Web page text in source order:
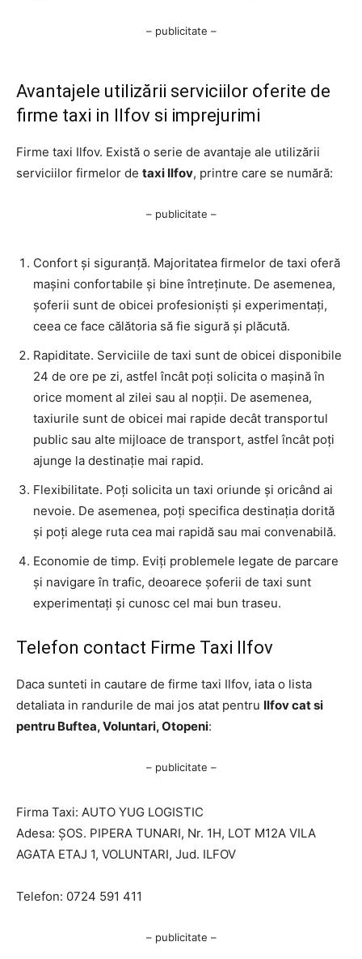
– publicitate –
Avantajele utilizării serviciilor oferite de
firme taxi in Ilfov si imprejurimi
Firme taxi Ilfov. Există o serie de avantaje ale utilizării
serviciilor firmelor de taxi Ilfov, printre care se numără:
– publicitate –
Confort și siguranță. Majoritatea firmelor de taxi oferă
mașini confortabile și bine întreținute. De asemenea,
șoferii sunt de obicei profesioniști și experimentați,
ceea ce face călătoria să fie sigură și plăcută.
Rapiditate. Serviciile de taxi sunt de obicei disponibile
24 de ore pe zi, astfel încât poți solicita o mașină în
orice moment al zilei sau al nopții. De asemenea,
taxiurile sunt de obicei mai rapide decât transportul
public sau alte mijloace de transport, astfel încât poți
ajunge la destinație mai rapid.
Flexibilitate. Poți solicita un taxi oriunde și oricând ai
nevoie. De asemenea, poți specifica destinația dorită
și poți alege ruta cea mai rapidă sau mai convenabilă.
Economie de timp. Eviți problemele legate de parcare
și navigare în trafic, deoarece șoferii de taxi sunt
experimentați și cunosc cel mai bun traseu.
Telefon contact Firme Taxi Ilfov
Daca sunteti in cautare de firme taxi Ilfov, iata o lista
detaliata in randurile de mai jos atat pentru Ilfov cat si
pentru Buftea, Voluntari, Otopeni:
– publicitate –
Firma Taxi: AUTO YUG LOGISTIC
Adesa: ŞOS. PIPERA TUNARI, Nr. 1H, LOT M12A VILA
AGATA ETAJ 1, VOLUNTARI, Jud. ILFOV
Telefon: 0724 591 411
– publicitate –